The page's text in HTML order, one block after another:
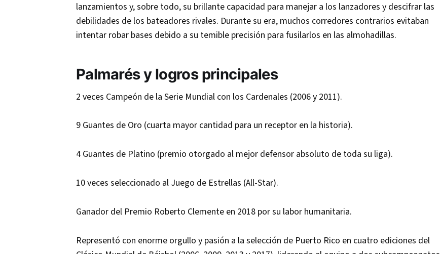
lanzamientos y, sobre todo, su brillante capacidad para manejar a los lanzadores y descifrar las
debilidades de los bateadores rivales. Durante su era, muchos corredores contrarios evitaban
intentar robar bases debido a su temible precisión para fusilarlos en las almohadillas.
Palmarés y logros principales
2 veces Campeón de la Serie Mundial con los Cardenales (2006 y 2011).
9 Guantes de Oro (cuarta mayor cantidad para un receptor en la historia).
4 Guantes de Platino (premio otorgado al mejor defensor absoluto de toda su liga).
10 veces seleccionado al Juego de Estrellas (All-Star).
Ganador del Premio Roberto Clemente en 2018 por su labor humanitaria.
Representó con enorme orgullo y pasión a la selección de Puerto Rico en cuatro ediciones del